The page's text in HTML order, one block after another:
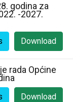
godina za
-2027.
Download
rada Općine
Download